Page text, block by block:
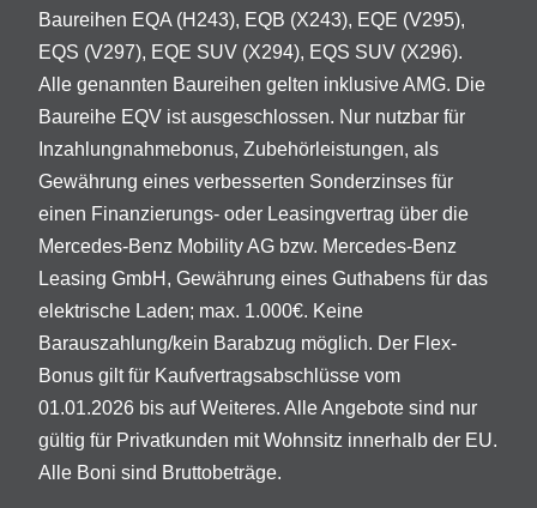
Baureihen EQA (H243), EQB (X243), EQE (V295),
EQS (V297), EQE SUV (X294), EQS SUV (X296).
Alle genannten Baureihen gelten inklusive AMG. Die
Baureihe EQV ist ausgeschlossen. Nur nutzbar für
Inzahlungnahmebonus, Zubehörleistungen, als
Gewährung eines verbesserten Sonderzinses für
einen Finanzierungs- oder Leasingvertrag über die
Mercedes-Benz Mobility AG bzw. Mercedes-Benz
Leasing GmbH, Gewährung eines Guthabens für das
elektrische Laden; max. 1.000€. Keine
Barauszahlung/kein Barabzug möglich. Der Flex-
Bonus gilt für Kaufvertragsabschlüsse vom
01.01.2026 bis auf Weiteres. Alle Angebote sind nur
gültig für Privatkunden mit Wohnsitz innerhalb der EU.
Alle Boni sind Bruttobeträge.